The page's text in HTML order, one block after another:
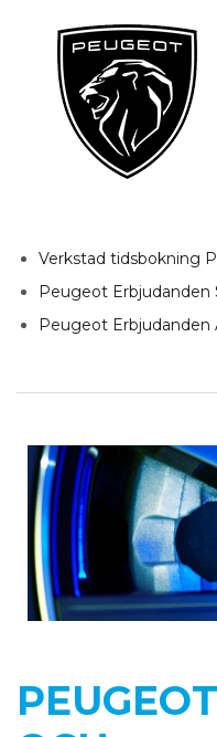
Verkstad tidsbokning
Peugeot Erbjudanden
Peugeot Erbjudanden